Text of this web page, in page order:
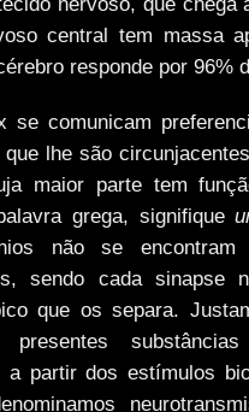
central tem massa
responde por 96%
se comunicam
lhe são
maior parte tem
grega, signifique
não se encontram
sendo cada sinapse
que os separa.
substâncias
a partir dos estímulos